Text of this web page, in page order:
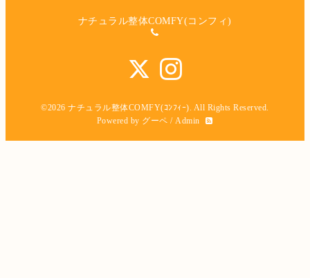
ナチュラル整体COMFY(コンフィ)
©2026ナチュラル整体COMFY(ｺﾝﾌｨｰ) . All Rights Reserved.
Powered by グーペ / Admin